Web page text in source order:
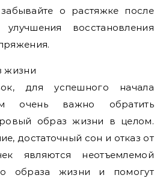
о растяжке после
восстановления
жизни
для успешного начала
очень важно обратить
образ жизни в целом.
достаточный сон и отказ от
являются неотъемлемой
образа жизни и помогут